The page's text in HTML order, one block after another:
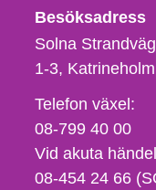
Besöksadress
Solna
1-3 Katrineholm
Telefon,
fax
och
e-
Telefon växel:
08-799 40 00
Vid akuta
08-454 24 66